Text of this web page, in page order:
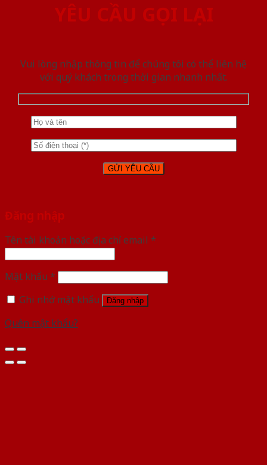
YÊU CẦU GỌI LẠI
Vui lòng nhập thông tin để chúng tôi có thể liên hệ
với quý khách trong thời gian nhanh nhất.
Đăng nhập
Tên tài khoản hoặc địa chỉ email *
Mật khẩu *
Ghi nhớ mật khẩu
Đăng nhập
Quên mật khẩu?